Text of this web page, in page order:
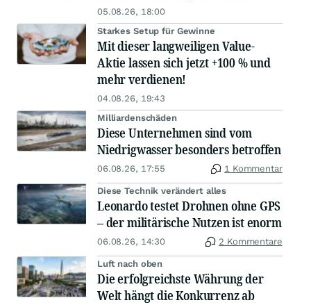
05.08.26, 18:00
Starkes Setup für Gewinne
Mit dieser langweiligen Value-
Aktie lassen sich jetzt +100 % und
mehr verdienen!
04.08.26, 19:43
Milliardenschäden
Diese Unternehmen sind vom
Niedrigwasser besonders betroffen
06.08.26, 17:55 1 Kommentar
Diese Technik verändert alles
Leonardo testet Drohnen ohne GPS
– der militärische Nutzen ist enorm
06.08.26, 14:30 2 Kommentare
Luft nach oben
Die erfolgreichste Währung der
Welt hängt die Konkurrenz ab